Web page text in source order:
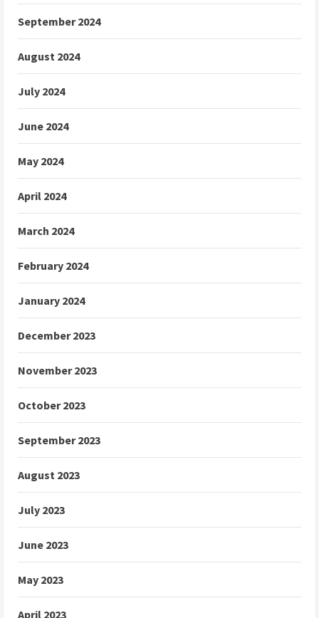
September 2024
August 2024
July 2024
June 2024
May 2024
April 2024
March 2024
February 2024
January 2024
December 2023
November 2023
October 2023
September 2023
August 2023
July 2023
June 2023
May 2023
April 2023